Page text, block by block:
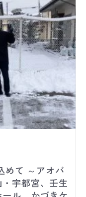
めて ～アオバ
宇都宮、壬生